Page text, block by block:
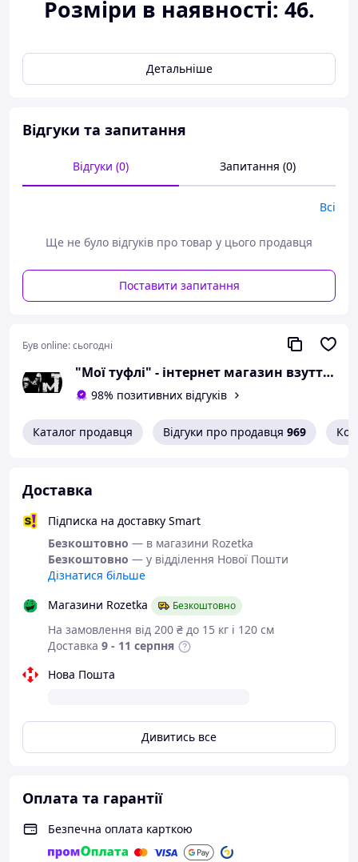
Розміри в наявності: 46.
Відповідність розміру до
довжини устілки:
розмір 46 - 30,7 сантиметр.
Можлива похибка вимірювань +/- 2мм.
При оформленні замовлення
коментарях.
Вам сподобалася модель
Зателефонуйте 067-9272731 / 050-
9336271 і уточніть наявність
необхідного Вам розміру.
Всі товари магазину -->
Необхідний розмір
устілки
сітку дивіться в описі
Якісне взуття від
українського
виробника
Шкіряні
демісезонні кросівк
и з серії "Maxus".
Кросівки на шнурівці, яка дозволяє
ідеально зафіксувати підйом Вашої ноги.
Цілісна, стійка до стирання, не вимагає
розрахована для осінньої або весняної
комфортно.
Якісна, м'яка, натуральна шкіра і зручна
Детальніше
Відгуки та запитання
Відгуки (0) Запитання (0)
Всі
Ще не було відгуків про товар у цього продавця
Поставити запитання
Був online:сьогодні
"Мої туфлі" - інтернет магазин взуття на всі випадки життя.
98% позитивних відгуків
Каталог продавця Відгуки про продавця 969
Доставка
Підписка на доставку Smart
Безкоштовно — в магазини Rozetka
Безкоштовно — у відділення Нової Пошти
Дізнатися більше
Магазини Rozetka
Безкоштовно
На замовлення від 200 ₴ до 15 кг і 120 см
Доставка 9 - 11 серпня
Нова Пошта
Дивитись все
Оплата та гарантії
Безпечна оплата карткою